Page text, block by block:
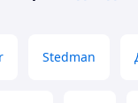
Stedman